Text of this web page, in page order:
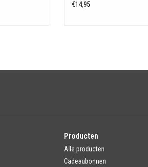
€14,95
Producten
Alle producten
Cadeaubonnen